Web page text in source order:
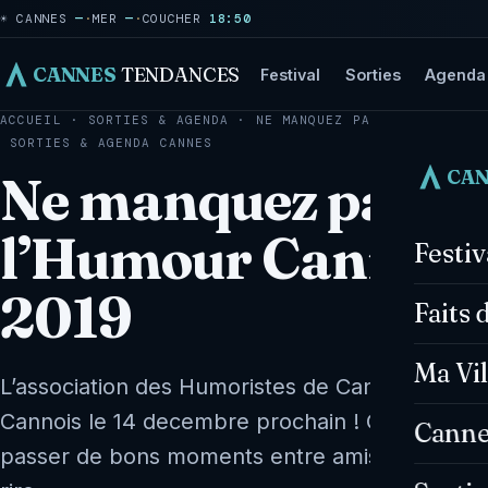
☀ CANNES— · MER— · COUCHER 18:50
CANNES TENDANCES Festival Sorties Agenda
Faits
Ma
ACCUEIL · SORTIES & AGENDA ·
NE MANQUEZ PAS LE GALA DE
SORTIES & AGENDA
CANNES
Ne manquez pas le
l’Humour Cannois
2019
L’association des Humoristes de Cannes
Cannois le 14 decembre prochain ! C'est un
passer de bons moments entre amis ou en